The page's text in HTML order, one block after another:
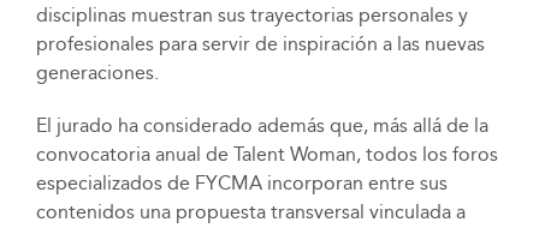
disciplinas muestran sus trayectorias personales y
profesionales para servir de inspiración a las nuevas
generaciones.
El jurado ha considerado además que, más allá de la
convocatoria anual de Talent Woman, todos los foros
especializados de FYCMA incorporan entre sus
contenidos una propuesta transversal vinculada a